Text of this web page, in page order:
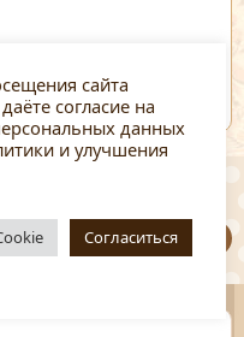
казачьей славы
сайта
согласие на
данных
и улучшения
Согласиться